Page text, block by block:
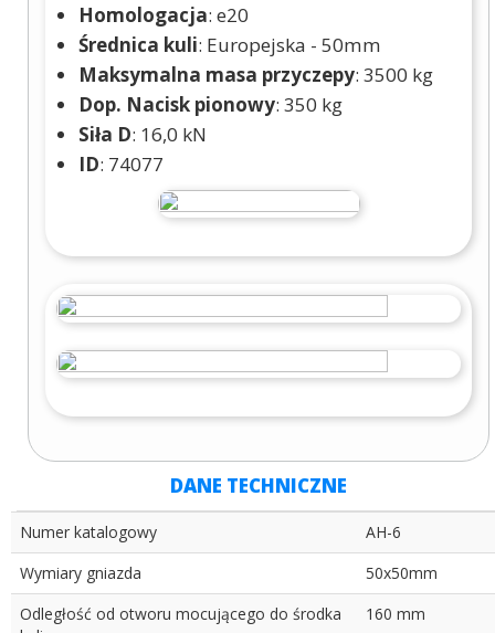
Homologacja: e20
Średnica kuli: Europejska - 50mm
Maksymalna masa przyczepy: 3500 kg
Dop. Nacisk pionowy: 350 kg
Siła D: 16,0 kN
ID: 74077
DANE TECHNICZNE
Numer katalogowy
AH-6
Wymiary gniazda
50x50mm
Odległość od otworu mocującego do środka
160 mm